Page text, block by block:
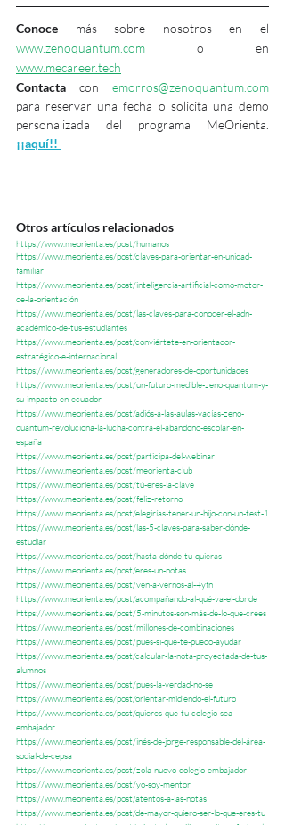
Conoce
www.zenoquantum.com o en
www.mecareer.tech
Contacta con emorros@zenoquantum.com
para reservar una fecha o solicita una demo
¡¡aquí!!
Otros artículos relacionados
https://www.meorienta.es/post/humanos
https://www.meorienta.es/post/claves-para-orientar-en-unidad-
familiar
https://www.meorienta.es/post/inteligencia-artificial-como-motor-
de-la-orientación
https://www.meorienta.es/post/las-claves-para-conocer-el-adn-
académico-de-tus-estudiantes
https://www.meorienta.es/post/conviértete-en-orientador-
estratégico-e-internacional
https://www.meorienta.es/post/generadores-de-oportunidades
https://www.meorienta.es/post/un-futuro-medible-zeno-quantum-y-
su-impacto-en-ecuador
https://www.meorienta.es/post/adiós-a-las-aulas-vacías-zeno-
quantum-revoluciona-la-lucha-contra-el-abandono-escolar-en-
españa
https://www.meorienta.es/post/participa-del-webinar
https://www.meorienta.es/post/meorienta-club
https://www.meorienta.es/post/tú-eres-la-clave
https://www.meorienta.es/post/feliz-retorno
https://www.meorienta.es/post/elegirías-tener-un-hijo-con-un-test-1
https://www.meorienta.es/post/las-5-claves-para-saber-dónde-
estudiar
https://www.meorienta.es/post/hasta-dónde-tu-quieras
https://www.meorienta.es/post/eres-un-notas
https://www.meorienta.es/post/ven-a-vernos-al-4yfn
https://www.meorienta.es/post/acompañando-al-qué-va-el-donde
https://www.meorienta.es/post/5-minutos-son-más-de-lo-que-crees
https://www.meorienta.es/post/millones-de-combinaciones
https://www.meorienta.es/post/pues-si-que-te-puedo-ayudar
https://www.meorienta.es/post/calcular-la-nota-proyectada-de-tus-
alumnos
https://www.meorienta.es/post/pues-la-verdad-no-se
https://www.meorienta.es/post/orientar-midiendo-el-futuro
https://www.meorienta.es/post/quieres-que-tu-colegio-sea-
embajador
https://www.meorienta.es/post/inés-de-jorge-responsable-del-área-
social-de-cepsa
https://www.meorienta.es/post/zola-nuevo-colegio-embajador
https://www.meorienta.es/post/yo-soy-mentor
https://www.meorienta.es/post/atentos-a-las-notas
https://www.meorienta.es/post/de-mayor-quiero-ser-lo-que-eres-tu